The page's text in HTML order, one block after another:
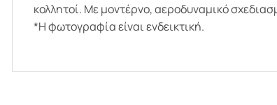
κολλητοί. Με μοντέρνο, αεροδυναμικό
*Η φωτογραφία είναι ενδεικτική.